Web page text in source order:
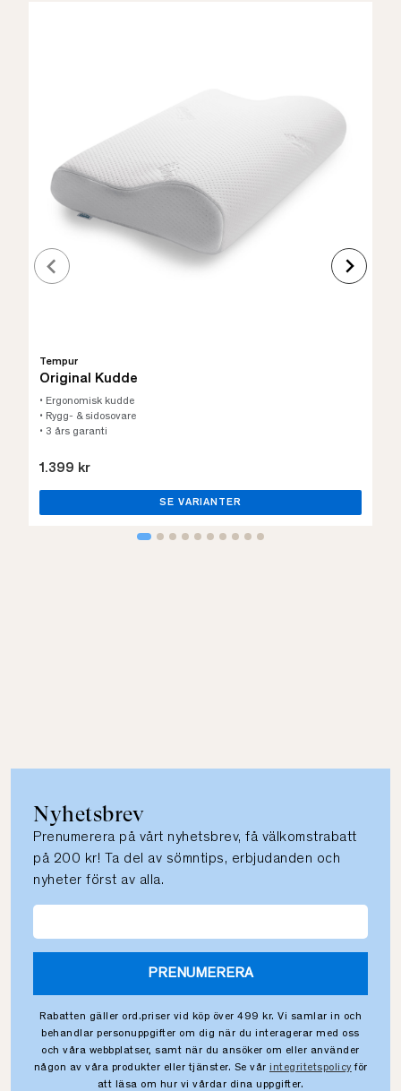
Tempur
Original Kudde
• Ergonomisk kudde
• Rygg- & sidosovare
• 3 års garanti
1.399 kr
SE VARIANTER
Nyhetsbrev
Prenumerera på vårt nyhetsbrev, få välkomstrabatt
på 200 kr! Ta del av sömntips, erbjudanden och
nyheter först av alla.
PRENUMERERA
Rabatten gäller ord.priser vid köp över 499 kr. Vi samlar in och
behandlar personuppgifter om dig när du interagerar med oss
och våra webbplatser, samt när du ansöker om eller använder
någon av våra produkter eller tjänster. Se vår integritetspolicy för
att läsa om hur vi vårdar dina uppgifter.